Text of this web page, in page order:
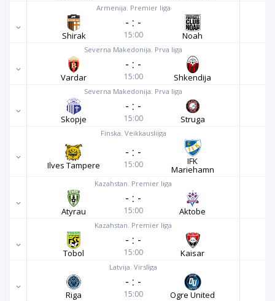
Armenija. Premier liga
Shirak
- : -
15:00 Noah
Severna Makedonija. Prva liga
Vardar
- : -
15:00 Shkendija
Severna Makedonija. Prva liga
Skopje
- : -
15:00 Struga
Finska. Veikkausliiga
Ilves Tampere
- : -
15:00 IFK
Mariehamn
Kazahstan. Premier liga
Atyrau
- : -
15:00 Aktobe
Kazahstan. Premier liga
Tobol
- : -
15:00 Kaisar
Latvija. Virslīga
Riga
- : -
15:00 Ogre United